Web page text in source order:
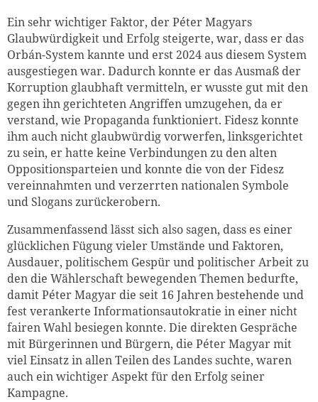
Ein sehr wichtiger Faktor, der Péter Magyars
Glaubwürdigkeit und Erfolg steigerte, war, dass er das
Orbán-System kannte und erst 2024 aus diesem System
ausgestiegen war. Dadurch konnte er das Ausmaß der
Korruption glaubhaft vermitteln, er wusste gut mit den
gegen ihn gerichteten Angriffen umzugehen, da er
verstand, wie Propaganda funktioniert. Fidesz konnte
ihm auch nicht glaubwürdig vorwerfen, linksgerichtet
zu sein, er hatte keine Verbindungen zu den alten
Oppositionsparteien und konnte die von der Fidesz
vereinnahmten und verzerrten nationalen Symbole
und Slogans zurückerobern.
Zusammenfassend lässt sich also sagen, dass es einer
glücklichen Fügung vieler Umstände und Faktoren,
Ausdauer, politischem Gespür und politischer Arbeit zu
den die Wählerschaft bewegenden Themen bedurfte,
damit Péter Magyar die seit 16 Jahren bestehende und
fest verankerte Informationsautokratie in einer nicht
fairen Wahl besiegen konnte. Die direkten Gespräche
mit Bürgerinnen und Bürgern, die Péter Magyar mit
viel Einsatz in allen Teilen des Landes suchte, waren
auch ein wichtiger Aspekt für den Erfolg seiner
Kampagne.